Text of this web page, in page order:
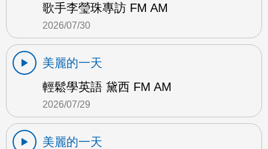
歌手李瑩珠專訪 FM AM
2026/07/30
美麗的一天
輕鬆學英語 黛西 FM AM
2026/07/29
美麗的一天